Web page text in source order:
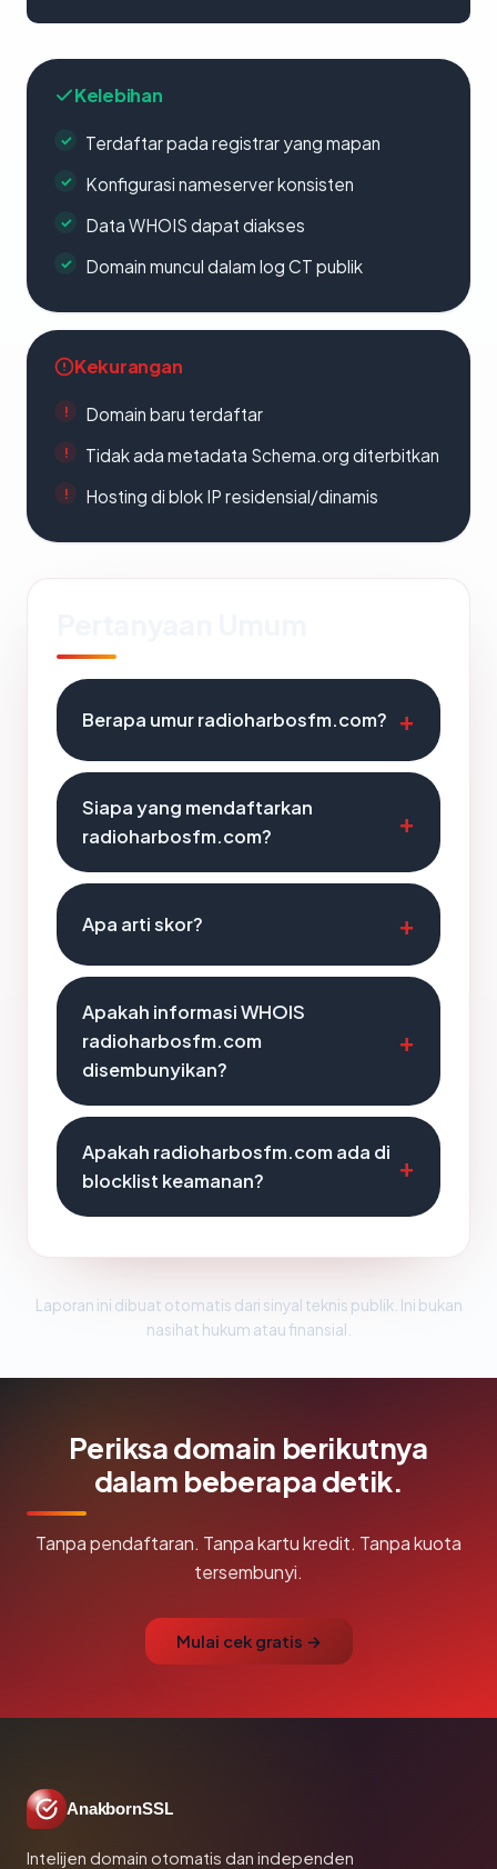
Kelebihan
Terdaftar pada registrar yang mapan
Konfigurasi nameserver konsisten
Data WHOIS dapat diakses
Domain muncul dalam log CT publik
Kekurangan
Domain baru terdaftar
Tidak ada metadata Schema.org diterbitkan
Hosting di blok IP residensial/dinamis
Berapa umur radioharbosfm.com?
Siapa yang mendaftarkan
radioharbosfm.com?
Apa arti skor?
Apakah informasi WHOIS
radioharbosfm.com
disembunyikan?
Apakah radioharbosfm.com ada di
blocklist keamanan?
Laporan ini dibuat otomatis dari sinyal teknis publik. Ini bukan
nasihat hukum atau finansial.
Periksa domain berikutnya
dalam beberapa detik.
Tanpa pendaftaran. Tanpa kartu kredit. Tanpa kuota
tersembunyi.
Mulai cek gratis →
AnakbornSSL
Intelijen domain otomatis dan independen